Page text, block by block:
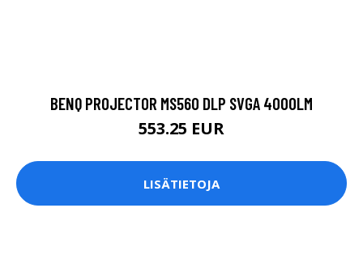
BENQ PROJECTOR MS560 DLP SVGA 4000LM
553.25 EUR
LISÄTIETOJA